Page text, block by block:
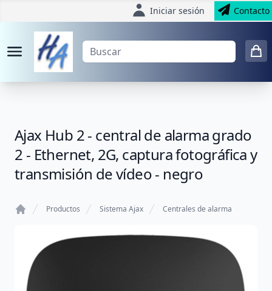
Iniciar sesión Contacto
Ajax Hub 2 - central de alarma grado
2 - Ethernet, 2G, captura fotográfica y
transmisión de vídeo - negro
Productos Sistema Ajax Centrales de alarma